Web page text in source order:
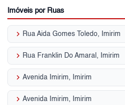
Imóveis por Ruas
keyboard_arrow_right Rua Aida Gomes Toledo, Imirim
keyboard_arrow_right Rua Franklin Do Amaral, Imirim
keyboard_arrow_right Avenida Imirim, Imirim
keyboard_arrow_right Avenida Imirim, Imirim